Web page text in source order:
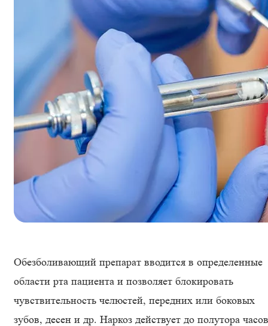
Обезболивающий препарат вводится в определенные
области рта пациента и позволяет блокировать
чувствительность челюстей, передних или боковых
зубов, десен и др. Наркоз действует до полутора